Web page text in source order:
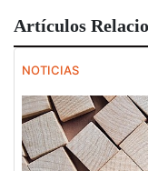
Artículos
NOTICIAS